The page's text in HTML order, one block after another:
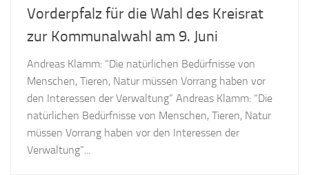
Vorderpfalz für die Wahl des Kreisrat
zur Kommunalwahl am 9. Juni
Andreas Klamm: “Die natürlichen Bedürfnisse von
Menschen, Tieren, Natur müssen Vorrang haben vor
den Interessen der Verwaltung” Andreas Klamm: “Die
natürlichen Bedürfnisse von Menschen, Tieren, Natur
müssen Vorrang haben vor den Interessen der
Verwaltung”...